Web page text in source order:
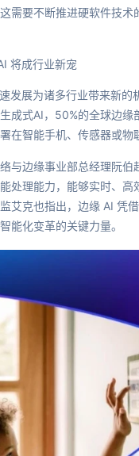
需要不断推进硬软件技
将成行业新宠
发展为诸多行业带来新
成式AI，50%的全球边
在智能手机、传感器或物
与边缘事业部总经理阮
处理能力，能够实时、
艾克也指出，边缘 AI 凭
能化变革的关键力量。